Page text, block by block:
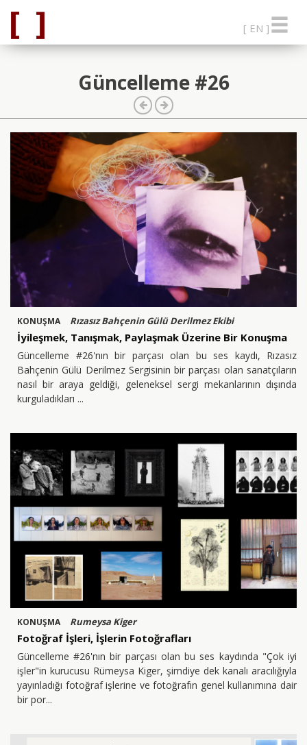
[ EN ]
Güncelleme #26
KONUŞMA Rızasız Bahçenin Gülü Derilmez Ekibi
İyileşmek, Tanışmak, Paylaşmak Üzerine Bir Konuşma
Güncelleme #26'nın bir parçası olan bu ses kaydı, Rızasız
Bahçenin Gülü Derilmez Sergisinin bir parçası olan sanatçıların
nasıl bir araya geldiği, geleneksel sergi mekanlarının dışında
kurguladıkları
KONUŞMA Rumeysa Kiger
Fotoğraf İşleri, İşlerin Fotoğrafları
Güncelleme #26'nın bir parçası olan bu ses kaydında "Çok iyi
işler"in kurucusu Rümeysa Kiger, şimdiye dek kanalı aracılığıyla
yayınladığı fotoğraf işlerine ve fotoğrafın genel kullanımına dair
bir por